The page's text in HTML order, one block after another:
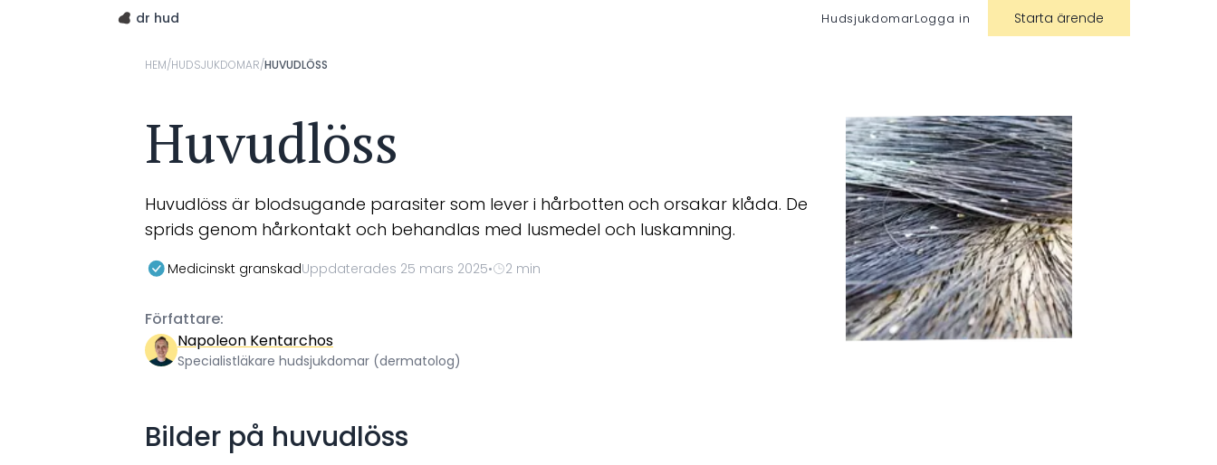
dr hud HudsjukdomarLogga in Starta ärende
HEM/HUDSJUKDOMAR/HUVUDLÖSS
Huvudlöss
Huvudlöss är blodsugande parasiter som lever i hårbotten och orsakar klåda. De
sprids genom hårkontakt och behandlas med lusmedel och luskamning.
Medicinskt granskadUppdaterades 25 mars 2025• 2 min
Författare:
Napoleon Kentarchos
Specialistläkare hudsjukdomar (dermatolog)
Bilder på huvudlöss